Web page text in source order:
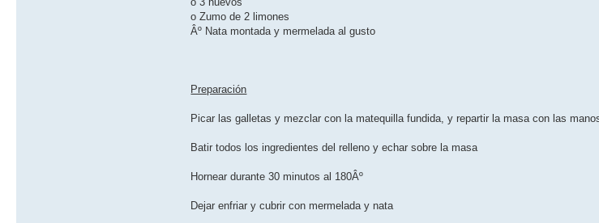
o Zumo de 2 limones
Âº Nata montada y mermelada al gusto
Preparación
Picar las galletas y mezclar con la matequilla fundida, y repartir la masa con las
Batir todos los ingredientes del relleno y echar sobre la masa
Hornear durante 30 minutos al 180Âº
Dejar enfriar y cubrir con mermelada y nata